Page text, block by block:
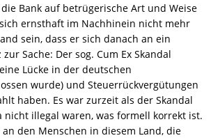
Bank auf betrügerische Art und Weise
ernsthaft im Nachhinein nicht mehr
sein, dass er sich danach an ein
Sache: Der sog. Cum Ex Skandal
Lücke in der deutschen
wurde) und Steuerrückvergütungen
haben. Es war zurzeit als der Skandal
nicht illegal waren, was formell korrekt ist.
den Menschen in diesem Land, die